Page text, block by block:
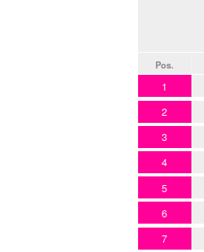
Pos.
1
2
3
4
5
6
7